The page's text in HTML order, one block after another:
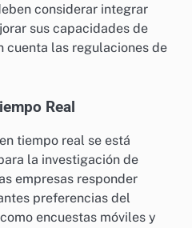
considerar integrar
sus capacidades de
cuenta las regulaciones de
Real
tiempo real se está
la investigación de
empresas responder
preferencias del
encuestas móviles y